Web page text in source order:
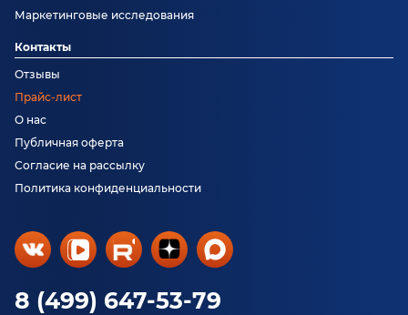
8 (499) 647-53-79
Маркетинговые исследования
Контакты
Отзывы
Прайс-лист
О нас
Публичная оферта
Согласие на рассылку
Политика конфиденциальности